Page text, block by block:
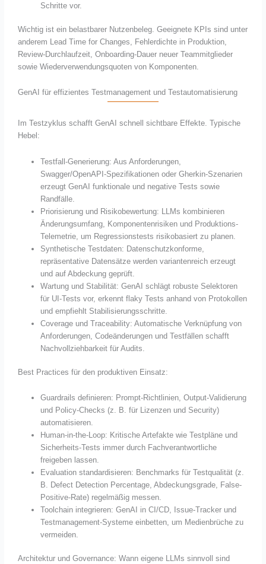
Schritte vor.
Wichtig ist ein belastbarer Nutzenbeleg. Geeignete KPIs sind unter
anderem Lead Time for Changes, Fehlerdichte in Produktion,
Review-Durchlaufzeit, Onboarding-Dauer neuer Teammitglieder
sowie Wiederverwendungsquoten von Komponenten.
GenAI für effizientes Testmanagement und Testautomatisierung
Im Testzyklus schafft GenAI schnell sichtbare Effekte. Typische
Hebel:
Testfall-Generierung: Aus Anforderungen,
Swagger/OpenAPI-Spezifikationen oder Gherkin-Szenarien
erzeugt GenAI funktionale und negative Tests sowie
Randfälle.
Priorisierung und Risikobewertung: LLMs kombinieren
Änderungsumfang, Komponentenrisiken und Produktions-
Telemetrie, um Regressionstests risikobasiert zu planen.
Synthetische Testdaten: Datenschutzkonforme,
repräsentative Datensätze werden variantenreich erzeugt
und auf Abdeckung geprüft.
Wartung und Stabilität: GenAI schlägt robuste Selektoren
für UI-Tests vor, erkennt flaky Tests anhand von Protokollen
und empfiehlt Stabilisierungsschritte.
Coverage und Traceability: Automatische Verknüpfung von
Anforderungen, Codeänderungen und Testfällen schafft
Nachvollziehbarkeit für Audits.
Best Practices für den produktiven Einsatz:
Guardrails definieren: Prompt-Richtlinien, Output-Validierung
und Policy-Checks (z. B. für Lizenzen und Security)
automatisieren.
Human-in-the-Loop: Kritische Artefakte wie Testpläne und
Sicherheits-Tests immer durch Fachverantwortliche
freigeben lassen.
Evaluation standardisieren: Benchmarks für Testqualität (z.
B. Defect Detection Percentage, Abdeckungsgrade, False-
Positive-Rate) regelmäßig messen.
Toolchain integrieren: GenAI in CI/CD, Issue-Tracker und
Testmanagement-Systeme einbetten, um Medienbrüche zu
vermeiden.
Architektur und Governance: Wann eigene LLMs sinnvoll sind